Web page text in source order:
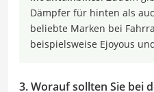
Dämpfer für hinten als
beliebte Marken bei
beispielsweise Ejoyous
3. Worauf sollten Sie bei